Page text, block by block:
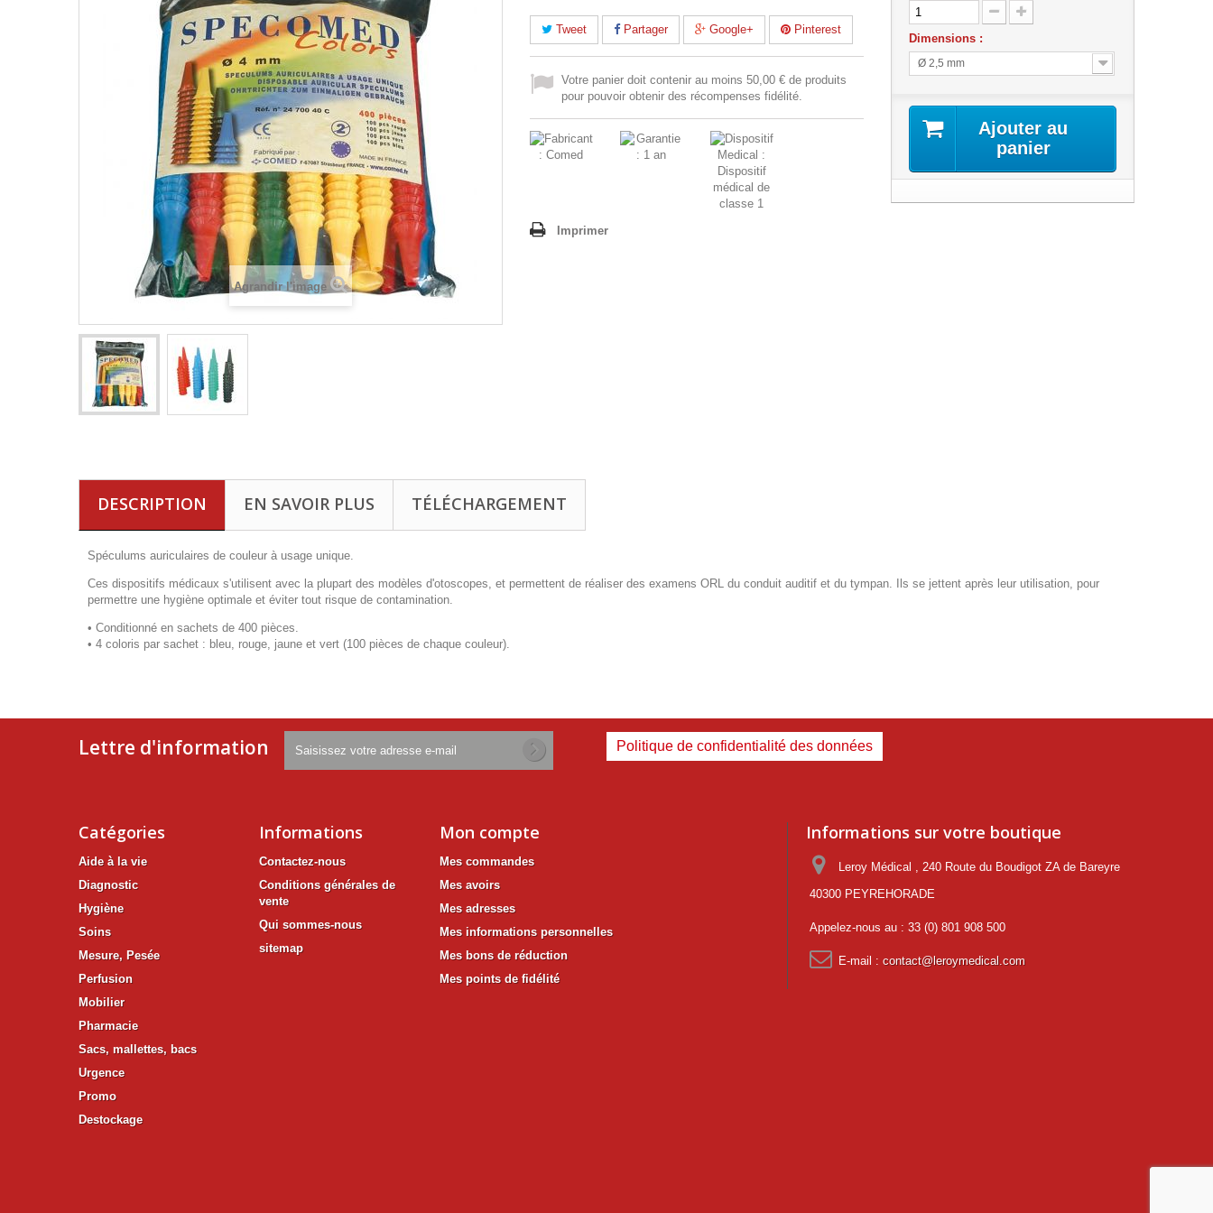
Agrandir l'image
Tweet Partager Google+ Pinterest
Votre panier doit contenir au moins 50,00 € de produits
pour pouvoir obtenir des récompenses fidélité.
Imprimer
Dimensions :
Ø 2,5 mm
Ajouter au
panier
DESCRIPTION EN SAVOIR PLUS TÉLÉCHARGEMENT
Spéculums auriculaires de couleur à usage unique.
Ces dispositifs médicaux s'utilisent avec la plupart des modèles d'otoscopes, et permettent de réaliser des examens ORL du conduit auditif et du tympan. Ils se jettent après leur utilisation, pour
permettre une hygiène optimale et éviter tout risque de contamination.
• Conditionné en sachets de 400 pièces.
• 4 coloris par sachet : bleu, rouge, jaune et vert (100 pièces de chaque couleur).
Lettre d'information
Catégories
Aide à la vie
Diagnostic
Hygiène
Soins
Mesure, Pesée
Perfusion
Mobilier
Pharmacie
Sacs, mallettes, bacs
Urgence
Promo
Destockage
Informations
Contactez-nous
Conditions générales de
vente
Qui sommes-nous
sitemap
Mon compte
Mes commandes
Mes avoirs
Mes adresses
Mes informations personnelles
Mes bons de réduction
Mes points de fidélité
Informations sur votre boutique
Leroy Médical , 240 Route du Boudigot ZA de Bareyre
40300 PEYREHORADE
Appelez-nous au : 33 (0) 801 908 500
E-mail : contact@leroymedical.com
Politique de confidentialité des données